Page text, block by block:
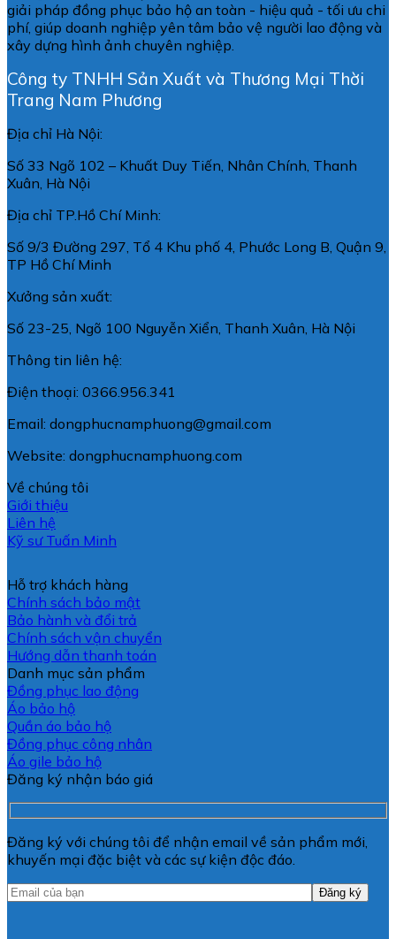
giải pháp đồng phục bảo hộ an toàn - hiệu quả - tối ưu chi
phí, giúp doanh nghiệp yên tâm bảo vệ người lao động và
xây dựng hình ảnh chuyên nghiệp.
Công ty TNHH Sản Xuất và Thương Mại Thời
Trang Nam Phương
Địa chỉ Hà Nội:
Số 33 Ngõ 102 – Khuất Duy Tiến, Nhân Chính, Thanh
Xuân, Hà Nội
Địa chỉ TP.Hồ Chí Minh:
Số 9/3 Đường 297, Tổ 4 Khu phố 4, Phước Long B, Quận 9,
TP Hồ Chí Minh
Xưởng sản xuất:
Số 23-25, Ngõ 100 Nguyễn Xiển, Thanh Xuân, Hà Nội
Thông tin liên hệ:
Điện thoại: 0366.956.341
Email: dongphucnamphuong@gmail.com
Website: dongphucnamphuong.com
Về chúng tôi
Giới thiệu
Liên hệ
Kỹ sư Tuấn Minh
Hỗ trợ khách hàng
Chính sách bảo mật
Bảo hành và đổi trả
Chính sách vận chuyển
Hướng dẫn thanh toán
Danh mục sản phẩm
Đồng phục lao động
Áo bảo hộ
Quần áo bảo hộ
Đồng phục công nhân
Áo gile bảo hộ
Đăng ký nhận báo giá
Đăng ký với chúng tôi để nhận email về sản phẩm mới,
khuyến mại đặc biệt và các sự kiện độc đáo.